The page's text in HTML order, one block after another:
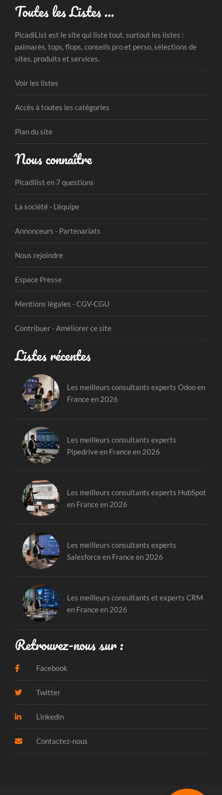
Toutes les Listes …
PicadiList est le site qui liste tout, surtout les listes :
palmarès, tops, flops, conseils pro et perso, sélections de
sites, produits et services.
Voir les listes
Accès à toutes les catégories
Plan du site
Nous connaître
Picadilist en 7 questions
La société - L'équipe
Annonceurs - Partenariats
Nous rejoindre
Espace Presse
Mentions légales - CGV-CGU
Contribuer - Améliorer ce site
Listes récentes
Les meilleurs consultants experts Odoo en
France en 2026
Les meilleurs consultants experts
Pipedrive en France en 2026
Les meilleurs consultants experts HubSpot
en France en 2026
Les meilleurs consultants experts
Salesforce en France en 2026
Les meilleurs consultants et experts CRM
en France en 2026
Retrouvez-nous sur :
Facebook
Twitter
Linkedin
Contactez-nous